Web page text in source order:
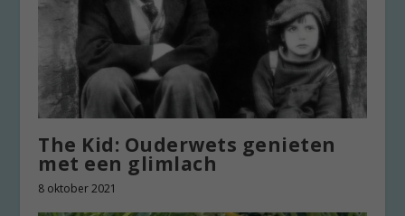
The Kid: Ouderwets genieten
met een glimlach
8 oktober 2021